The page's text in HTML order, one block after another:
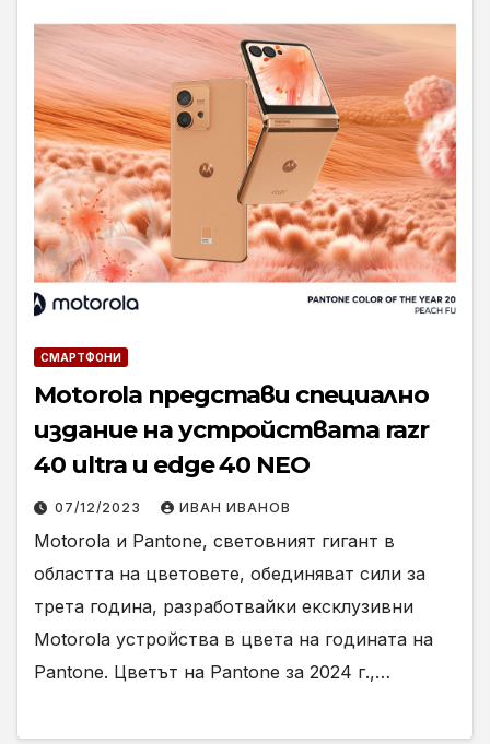
СМАРТФОНИ
Motorola представи специално
издание на устройствата razr
40 ultra и edge 40 NEO
07/12/2023 ИВАН ИВАНОВ
Motorola и Pantone, световният гигант в
областта на цветовете, обединяват сили за
трета година, разработвайки ексклузивни
Motorola устройства в цвета на годината на
Pantone. Цветът на Pantone за 2024 г.,…